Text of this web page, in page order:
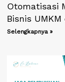
Otomatisasi
Bisnis
Selengkapnya »